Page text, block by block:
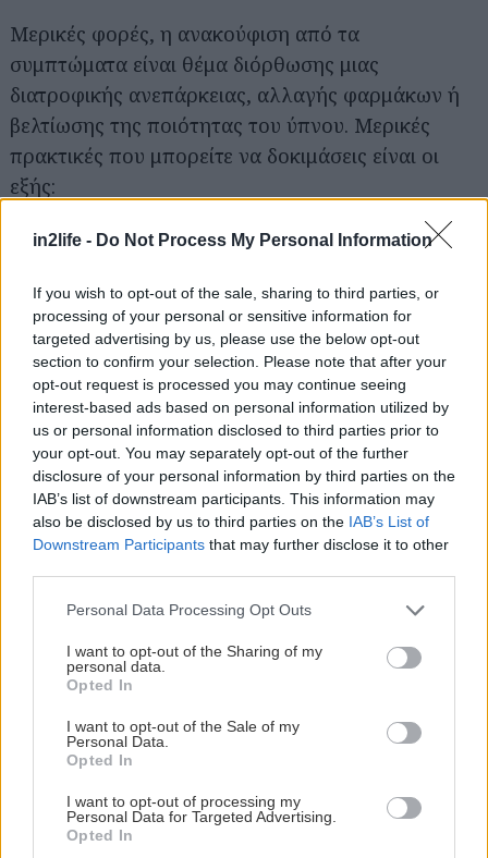
in2life - Do Not Process My Personal Information
If you wish to opt-out of the sale, sharing to third parties, or
processing of your personal or sensitive information for
targeted advertising by us, please use the below opt-out
section to confirm your selection. Please note that after your
opt-out request is processed you may continue seeing
interest-based ads based on personal information utilized by
us or personal information disclosed to third parties prior to
your opt-out. You may separately opt-out of the further
disclosure of your personal information by third parties on the
IAB’s list of downstream participants. This information may
also be disclosed by us to third parties on the IAB’s List of
Downstream Participants that may further disclose it to other
Please note that this website/app uses one or more Google
not limited to your visit or usage behaviour. You may click to
grant or deny consent to Google and its third-party tags to
use your data for below specified purposes in below Google
consent section.
Personal Data Processing Opt Outs
I want to opt-out of the Sharing of my
personal data.
Opted In
I want to opt-out of the Sale of my
Personal Data.
Opted In
I want to opt-out of processing my
Personal Data for Targeted Advertising.
Opted In
Μερικές φορές, η ανακούφιση από τα
συμπτώματα είναι θέμα διόρθωσης μιας
διατροφικής ανεπάρκειας, αλλαγής φαρμάκων ή
βελτίωσης της ποιότητας του ύπνου. Μερικές
πρακτικές που μπορείτε να δοκιμάσεις είναι οι
εξής:
Κοιμήσου για οκτώ με εννέα ώρες κάθε βράδυ.
Διαχειρίσου το στρες.
Απόφυγε το αλκοόλ και την υπερβολική καφεΐνη.
Γυμνάσου
Αύξησε πρόσληψη πρωτεΐνης, λαχανικών και
καλών λιπαρών.
Αναζήτηση
για...